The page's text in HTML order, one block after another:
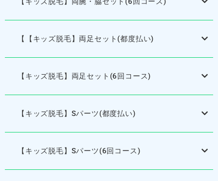
【【キッズ脱毛】両足セット(都度払い)
【キッズ脱毛】両足セット(6回コース)
【キッズ脱毛】Sパーツ(都度払い)
【キッズ脱毛】Sパーツ(6回コース)